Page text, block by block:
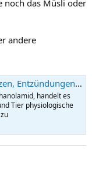
noch das Müsli oder
andere
Verletzungen - PraNatu
handelt es
Tier physiologische